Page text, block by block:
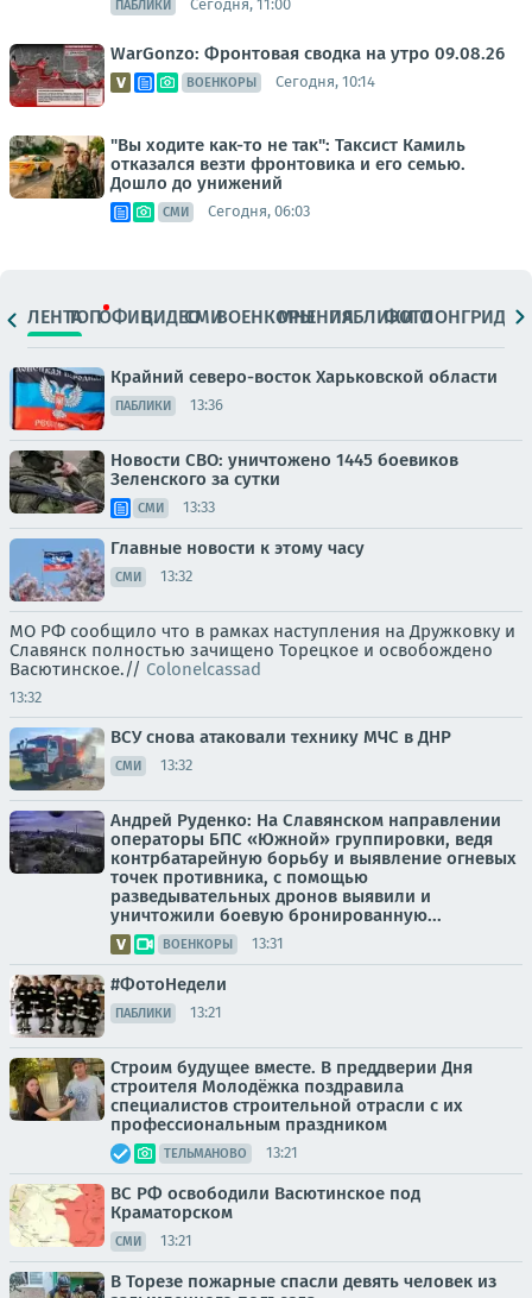
ПАБЛИКИ Сегодня, 11:00
WarGonzo: Фронтовая сводка на утро 09.08.26
ВОЕНКОРЫ Сегодня, 10:14
"Вы ходите как-то не так": Таксист Камиль
отказался везти фронтовика и его семью.
Дошло до унижений
СМИ Сегодня, 06:03
ЛЕНТАТОПОФИЦ.ВИДЕОСМИВОЕНКОРЫМНЕНИЯПАБЛИКИ
ФОТОЛОНГРИДЫ
Крайний северо-восток Харьковской области
ПАБЛИКИ 13:36
Новости СВО: уничтожено 1445 боевиков
Зеленского за сутки
СМИ 13:33
Главные новости к этому часу
СМИ 13:32
МО РФ сообщило что в рамках наступления на Дружковку и
Славянск полностью зачищено Торецкое и освобождено
Васютинское.// Colonelcassad
13:32
ВСУ снова атаковали технику МЧС в ДНР
СМИ 13:32
Андрей Руденко: На Славянском направлении
операторы БПС «Южной» группировки, ведя
контрбатарейную борьбу и выявление огневых
точек противника, с помощью
разведывательных дронов выявили и
уничтожили боевую бронированную...
ВОЕНКОРЫ 13:31
#ФотоНедели
ПАБЛИКИ 13:21
Строим будущее вместе. В преддверии Дня
строителя Молодёжка поздравила
специалистов строительной отрасли с их
профессиональным праздником
ТЕЛЬМАНОВО 13:21
ВС РФ освободили Васютинское под
Краматорском
СМИ 13:21
В Торезе пожарные спасли девять человек из